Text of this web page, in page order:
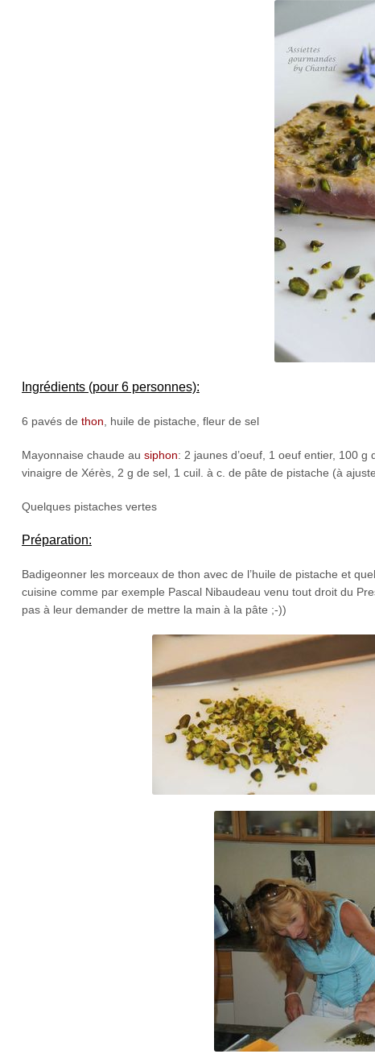
Ingrédients (pour 6 personnes):
6 pavés de thon, huile de pistache, fleur de sel
Mayonnaise chaude au siphon: 2 jaunes d’oeuf, 1 oeuf entier, 100 g
vinaigre de Xérès, 2 g de sel, 1 cuil. à c. de pâte de pistache (à
Quelques pistaches vertes
Préparation:
Badigeonner les morceaux de thon avec de l’huile de pistache et
cuisine comme par exemple Pascal Nibaudeau venu tout droit du
pas à leur demander de mettre la main à la pâte ;-))